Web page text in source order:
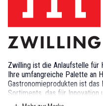
Zwilling ist die Anlaufstelle für
Ihre umfangreiche Palette an
Gastronomieprodukten ist
Sortiments, das für Innovation
Kochgeschirr, Küchenhelfern